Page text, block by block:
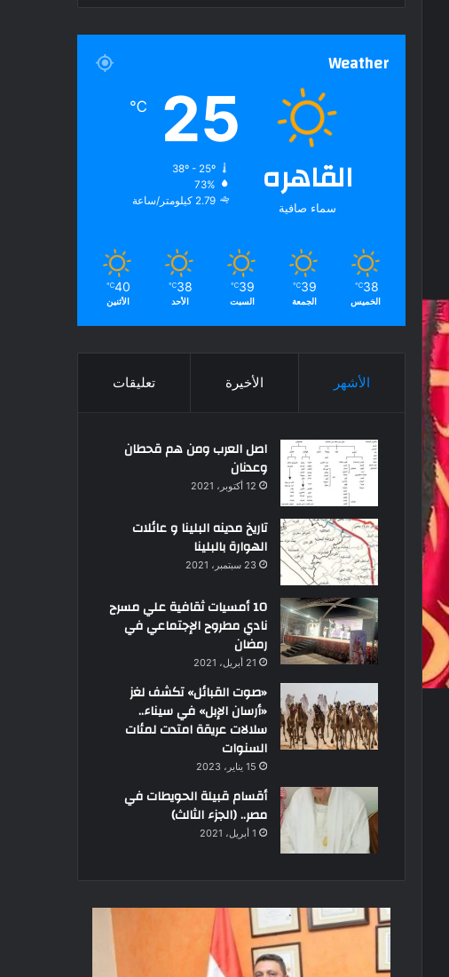
Weather
القاهره
سماء صافية
25
℃
38º - 25º
73%
2.79 كيلومتر/ساعة
38
℃
الخميس
39
℃
الجمعة
39
℃
السبت
38
℃
الأحد
40
℃
الأثنين
الأشهر الأخيرة تعليقات
اصل العرب ومن هم قحطان
وعدنان
12 أكتوبر، 2021
تاريخ مدينه البلينا و عائلات
الهوارة بالبلينا
23 سبتمبر، 2021
10 أمسيات ثقافية علي مسرح
نادي مطروح الإجتماعي في
رمضان
21 أبريل، 2021
«صوت القبائل» تكشف لغز
«أرسان الإبل» في سيناء..
سلالات عريقة امتدت لمئات
السنوات
15 يناير، 2023
أقسام قبيلة الحويطات في
مصر.. (الجزء الثالث)
1 أبريل، 2021